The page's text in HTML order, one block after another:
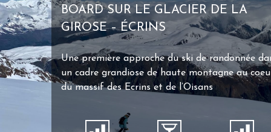
BOARD SUR LE GLACIER DE LA
GIROSE – ÉCRINS
Une première approche du ski de randonnée
un cadre grandiose de haute montagne au
du massif des Ecrins et de l’Oisans